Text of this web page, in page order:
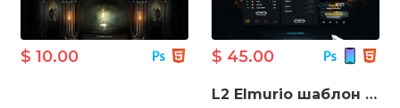
$ 10.00 $ 45.00
L2 Elmurio шаблон для створення ігрового сайту